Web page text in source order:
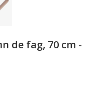
de fag, 70 cm -